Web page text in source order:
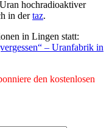
hochradioaktiver
in dertaz.
in Lingen statt:
– Uranfabrik in
den kostenlosen